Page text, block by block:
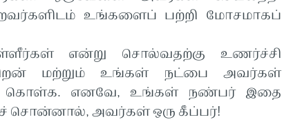
உங்களைப் பற்றி மோசமாகப்
என்று சொல்வதற்கு உணர்ச்சி
திறன் மற்றும் உங்கள் நட்பை அவர்கள்
கொள்க. எனவே, உங்கள் நண்பர் இதை
சொன்னால், அவர்கள் ஒரு கீப்பர்!